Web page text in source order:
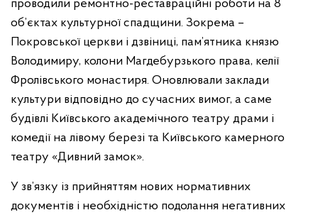
проводили ремонтно-реставраційні роботи на 8
об’єктах культурної спадщини. Зокрема –
Покровської церкви і дзвіниці, пам’ятника князю
Володимиру, колони Магдебурзького права, келії
Фролівського монастиря. Оновлювали заклади
культури відповідно до сучасних вимог, а саме
будівлі Київського академічного театру драми і
комедії на лівому березі та Київського камерного
театру «Дивний замок».
У зв’язку із прийняттям нових нормативних
документів і необхідністю подолання негативних